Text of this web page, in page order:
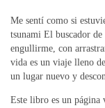
Me sentí como si
tsunami El buscador de
engullirme, con
vida es un viaje lleno
un lugar nuevo y
Este libro es un página